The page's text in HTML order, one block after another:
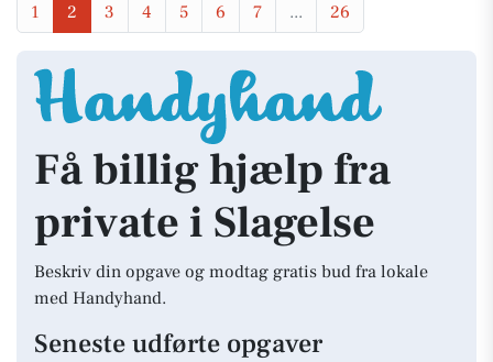
1 2 3 4 5 6 7 ... 26
Få billig hjælp fra
private i Slagelse
Beskriv din opgave og modtag gratis bud fra lokale
med Handyhand.
Seneste udførte opgaver